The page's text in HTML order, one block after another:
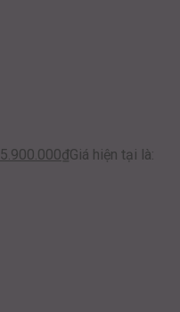
5.900.000₫Giá hiện tại là: